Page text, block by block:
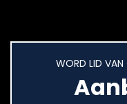
WORD LID VAN